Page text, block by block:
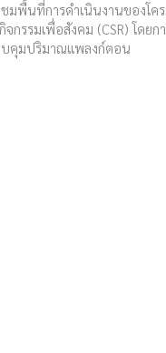
มพื้นที่การดำเนินงานของโคร
กรรมเพื่อสังคม (CSR) โดยก
บคุมปริมาณแพลงก์ตอน